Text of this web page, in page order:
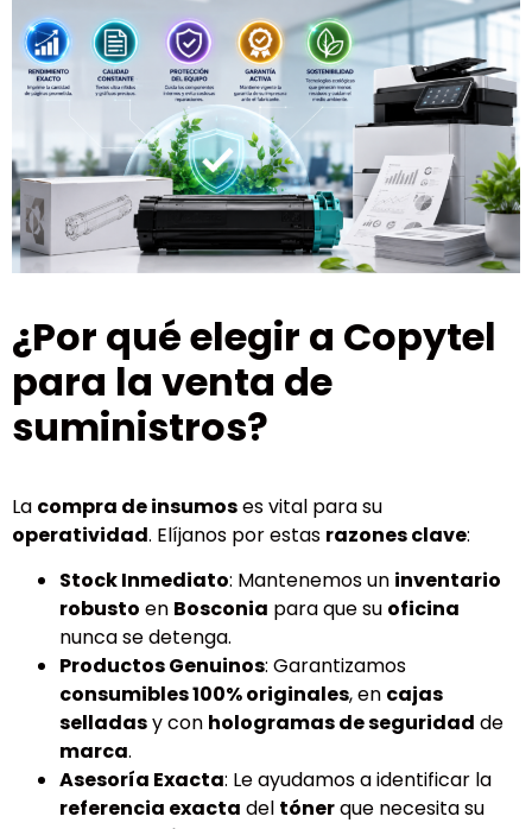
¿Por qué elegir a Copytel
para la venta de
suministros?
La compra de insumoses vital para su
operatividad. Elíjanos por estas razones clave:
Stock Inmediato: Mantenemos un inventario
robusto en Bosconia para que su oficina
nunca se detenga.
Productos Genuinos: Garantizamos
consumibles 100% originales, en cajas
selladasy con hologramas de seguridad de
marca.
Asesoría Exacta: Le ayudamos a identificar la
referencia exacta del tónerque necesita su